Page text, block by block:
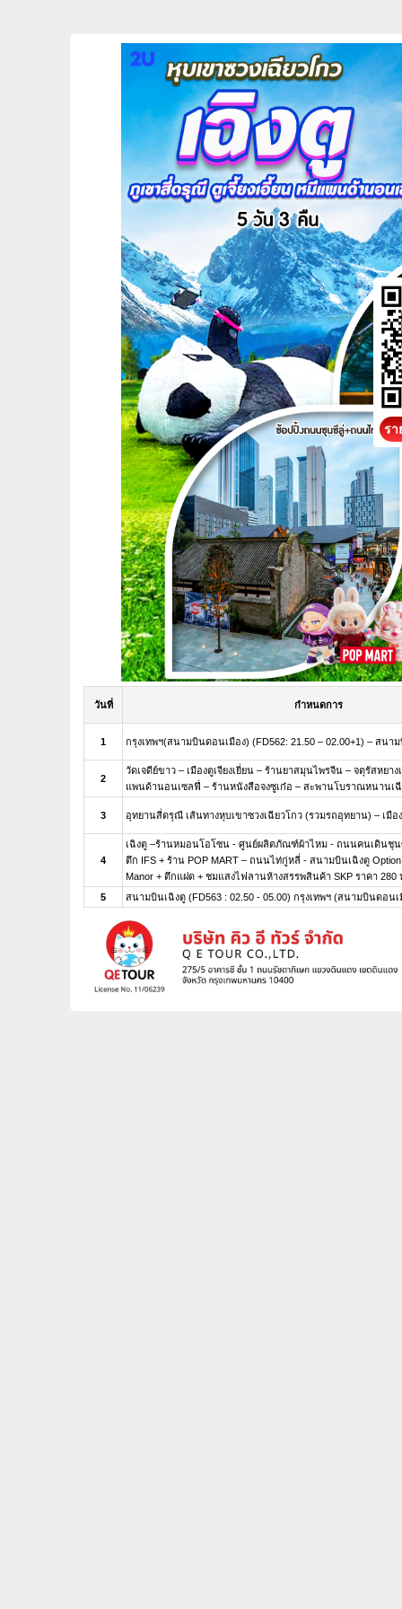
รา
วันที่ กำหนดการ
1 กรุงเทพฯ(สนามบินดอนเมือง) (FD562: 21.50 – 02.00+1) – สนา
2
วัดเจดีย์ขาว – เมืองตูเจียงเยี่ยน – ร้านยาสมุนไพรจีน – จตุรัสหยา
แพนด้านอนเซลฟี่ – ร้านหนังสือจงซูเก๋อ – สะพานโบราณหนานเฉี
3 อุทยานสี่ดรุณี เส้นทางหุบเขาซวงเฉียวโกว (รวมรถอุทยาน) – เมือ
4
เฉิงตู –ร้านหมอนโอโซน - ศูนย์ผลิตภัณฑ์ผ้าไหม - ถนนคนเดินชุ
ตึก IFS + ร้าน POP MART – ถนนไท่กู่หลี่ - สนามบินเฉิงตู
Manor + ตึกแฝด + ชมแสงไฟลานห้างสรรพสินค้า SKP ราคา 280
5
สนามบินเฉิงตู (FD563 : 02.50 - 05.00) กรุงเทพฯ (สนามบินดอนเ